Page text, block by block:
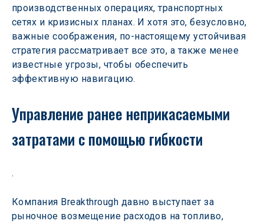
производственных операциях, транспортных
сетях и кризисных планах. И хотя это, безусловно,
важные соображения, по-настоящему устойчивая
стратегия рассматривает все это, а также менее
известные угрозы, чтобы обеспечить
эффективную навигацию.
Управление ранее неприкасаемыми
затратами с помощью гибкости
Компания Breakthrough давно выступает за
рыночное возмещение расходов на топливо,